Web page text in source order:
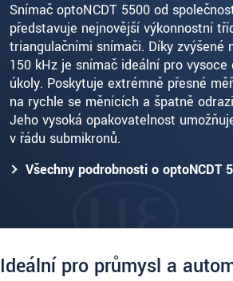
Snímač optoNCDT 5500 od
představuje nejnovější výkonnostní
triangulačními snímači. Díky zvýšené
150 kHz je snímač ideální pro
úkoly. Poskytuje extrémně přesné
na rychle se měnících a špatně
Jeho vysoká opakovatelnost
v řádu submikronů.
Všechny podrobnosti o optoNCDT
Ideální pro průmysl a